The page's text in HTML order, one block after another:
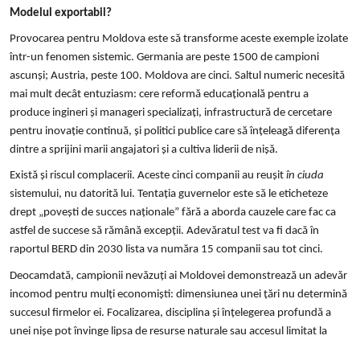
Modelul exportabil?
Provocarea pentru Moldova este să transforme aceste exemple izolate
într-un fenomen sistemic. Germania are peste 1500 de campioni
ascunși; Austria, peste 100. Moldova are cinci. Saltul numeric necesită
mai mult decât entuziasm: cere reformă educațională pentru a
produce ingineri și manageri specializați, infrastructură de cercetare
pentru inovație continuă, și politici publice care să înțeleagă diferența
dintre a sprijini marii angajatori și a cultiva liderii de nișă.
Există și riscul complacerii. Aceste cinci companii au reușitîn ciuda
sistemului, nu datorită lui. Tentația guvernelor este să le eticheteze
drept „povești de succes naționale” fără a aborda cauzele care fac ca
astfel de succese să rămână excepții. Adevăratul test va fi dacă în
raportul BERD din 2030 lista va număra 15 companii sau tot cinci.
Deocamdată, campionii nevăzuți ai Moldovei demonstrează un adevăr
incomod pentru mulți economiști: dimensiunea unei țări nu determină
succesul firmelor ei. Focalizarea, disciplina și înțelegerea profundă a
unei nișe pot învinge lipsa de resurse naturale sau accesul limitat la